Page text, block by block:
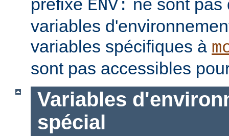
préfixe ENV: ne sont pas
variables
variables spécifiques à
sont pas accessibles
Variables
spécial